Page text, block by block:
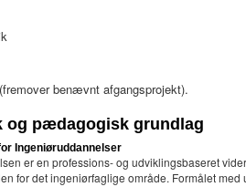
benævnt afgangsprojekt).
og pædagogisk grundlag
Ingeniøruddannelser
er en professions- og udviklingsbaseret
for det ingeniørfaglige område. Formålet